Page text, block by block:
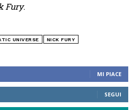
MI PIACE
SEGUI
Fury.
UNIVERSE NICK FURY